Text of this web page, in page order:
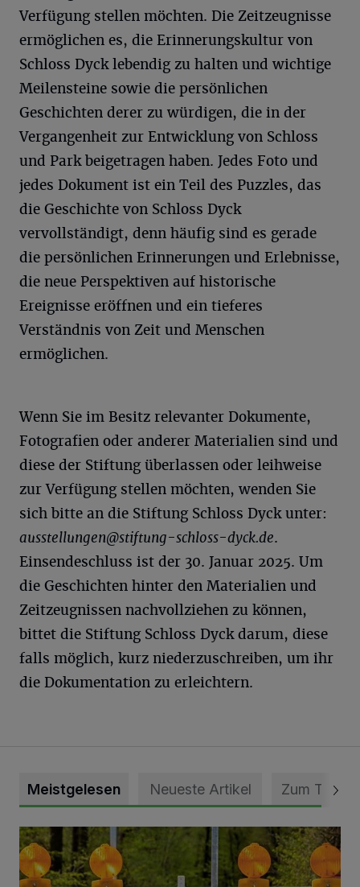
Verfügung stellen möchten. Die Zeitzeugnisse
ermöglichen es, die Erinnerungskultur von
Schloss Dyck lebendig zu halten und wichtige
Meilensteine sowie die persönlichen
Geschichten derer zu würdigen, die in der
Vergangenheit zur Entwicklung von Schloss
und Park beigetragen haben. Jedes Foto und
jedes Dokument ist ein Teil des Puzzles, das
die Geschichte von Schloss Dyck
vervollständigt, denn häufig sind es gerade
die persönlichen Erinnerungen und Erlebnisse,
die neue Perspektiven auf historische
Ereignisse eröffnen und ein tieferes
Verständnis von Zeit und Menschen
ermöglichen.
Wenn Sie im Besitz relevanter Dokumente,
Fotografien oder anderer Materialien sind und
diese der Stiftung überlassen oder leihweise
zur Verfügung stellen möchten, wenden Sie
sich bitte an die Stiftung Schloss Dyck unter:
ausstellungen@stiftung-schloss-dyck.de.
Einsendeschluss ist der 30. Januar 2025. Um
die Geschichten hinter den Materialien und
Zeitzeugnissen nachvollziehen zu können,
bittet die Stiftung Schloss Dyck darum, diese
falls möglich, kurz niederzuschreiben, um ihr
die Dokumentation zu erleichtern.
Meistgelesen Neueste Artikel Zum Thema
Vollsperrung der Talstraße in Grevenbroich-Kapellen